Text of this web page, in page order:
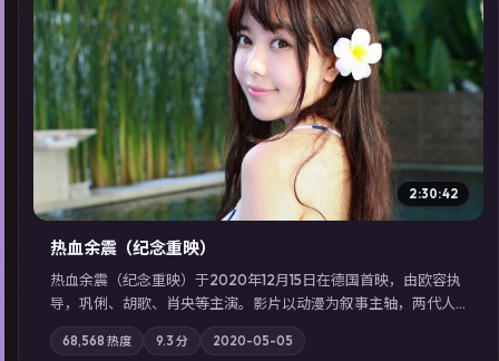
▶
2:30:42
热血余震（纪念重映）
热血余震（纪念重映）于2020年12月15日在德国首映，由欧容执
导，巩俐、胡歌、肖央等主演。影片以动漫为叙事主轴，两代人
的执念在暴风雨夜正面相撞；摄影与配乐强化地域气质；站内亦
可通过「国产免费观看高清电视剧在线看」延展检索同类型高分
68,568 热度 9.3 分 2020-05-05